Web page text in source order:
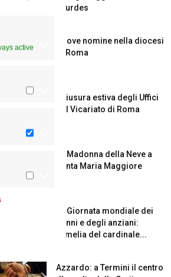
active
Lourdes
Nuove nomine nella diocesi
di Roma
Chiusura estiva degli Uffici
del Vicariato di Roma
La Madonna della Neve a
Santa Maria Maggiore
La Giornata mondiale dei
nonni e degli anziani:
l’omelia del cardinale...
Azzardo: a Termini il centro